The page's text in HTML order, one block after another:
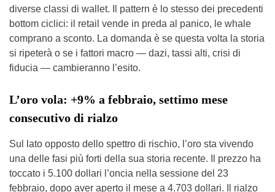
diverse classi di wallet. Il pattern è lo stesso dei precedenti
bottom ciclici: il retail vende in preda al panico, le whale
comprano a sconto. La domanda è se questa volta la storia
si ripeterà o se i fattori macro — dazi, tassi alti, crisi di
fiducia — cambieranno l’esito.
L’oro vola: +9% a febbraio, settimo mese
consecutivo di rialzo
Sul lato opposto dello spettro di rischio, l’oro sta vivendo
una delle fasi più forti della sua storia recente. Il prezzo ha
toccato i 5.100 dollari l’oncia nella sessione del 23
febbraio, dopo aver aperto il mese a 4.703 dollari. Il rialzo